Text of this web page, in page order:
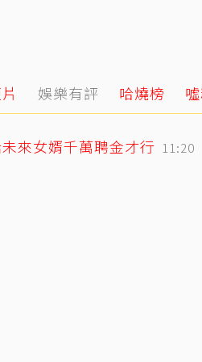
娛樂有評 哈燒榜
來女婿千萬聘金才行 11:20